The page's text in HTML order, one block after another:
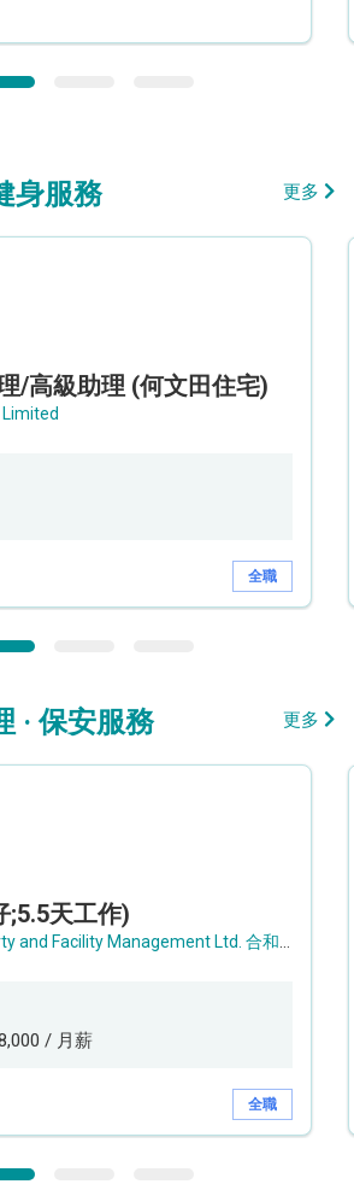
身服務 更多
/高級助理 (何文田住宅)
全職
· 保安服務 更多
;5.5天工作)
/ 月薪
全職